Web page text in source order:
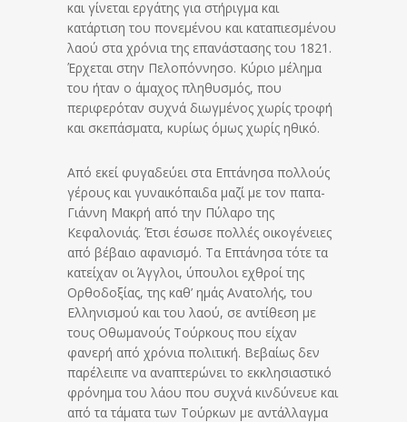
και γίνεται εργάτης για στήριγμα και
κατάρτιση του πονεμένου και καταπιεσμένου
λαού στα χρόνια της επανάστασης του 1821.
Έρχεται στην Πελοπόννησο. Κύριο μέλημα
του ήταν ο άμαχος πληθυσμός, που
περιφερόταν συχνά διωγμένος χωρίς τροφή
και σκεπάσματα, κυρίως όμως χωρίς ηθικό.
Από εκεί φυγαδεύει στα Επτάνησα πολλούς
γέρους και γυναικόπαιδα μαζί με τον παπα-
Γιάννη Μακρή από την Πύλαρο της
Κεφαλονιάς. Έτσι έσωσε πολλές οικογένειες
από βέβαιο αφανισμό. Τα Επτάνησα τότε τα
κατείχαν οι Άγγλοι, ύπουλοι εχθροί της
Ορθοδοξίας, της καθ’ ημάς Ανατολής, του
Ελληνισμού και του λαού, σε αντίθεση με
τους Οθωμανούς Τούρκους που είχαν
φανερή από χρόνια πολιτική. Βεβαίως δεν
παρέλειπε να αναπτερώνει το εκκλησιαστικό
φρόνημα του λάου που συχνά κινδύνευε και
από τα τάματα των Τούρκων με αντάλλαγμα